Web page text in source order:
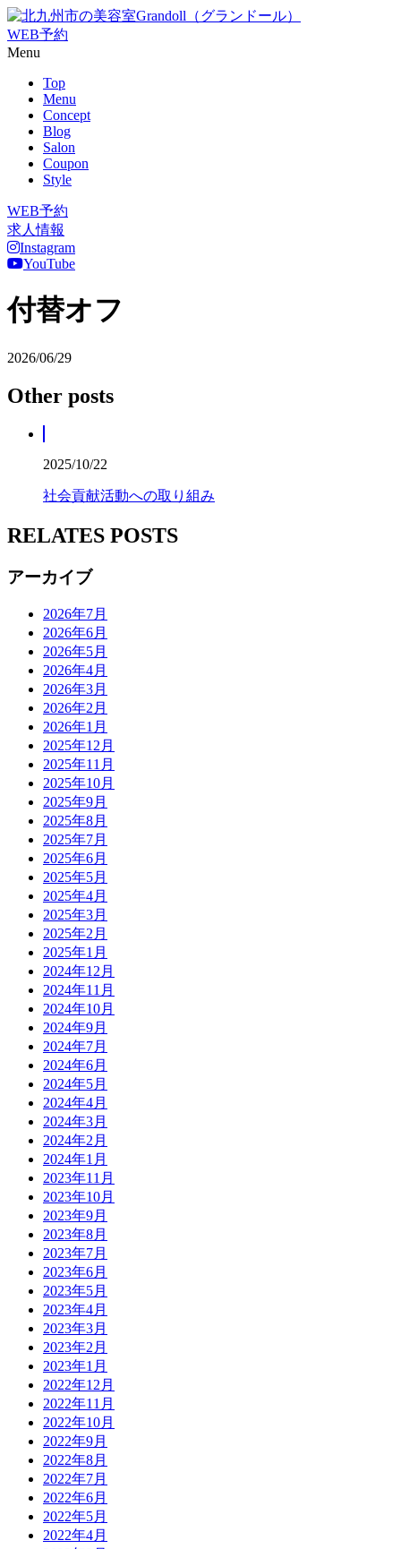
WEB予約
Menu
Top
Menu
Concept
Blog
Salon
Coupon
Style
WEB予約
求人情報
Instagram
YouTube
付替オフ
2026/06/29
Other posts
2025/10/22
社会貢献活動への取り組み
RELATES POSTS
アーカイブ
2026年7月
2026年6月
2026年5月
2026年4月
2026年3月
2026年2月
2026年1月
2025年12月
2025年11月
2025年10月
2025年9月
2025年8月
2025年7月
2025年6月
2025年5月
2025年4月
2025年3月
2025年2月
2025年1月
2024年12月
2024年11月
2024年10月
2024年9月
2024年7月
2024年6月
2024年5月
2024年4月
2024年3月
2024年2月
2024年1月
2023年11月
2023年10月
2023年9月
2023年8月
2023年7月
2023年6月
2023年5月
2023年4月
2023年3月
2023年2月
2023年1月
2022年12月
2022年11月
2022年10月
2022年9月
2022年8月
2022年7月
2022年6月
2022年5月
2022年4月